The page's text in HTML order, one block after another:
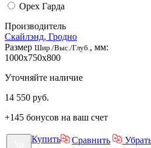
Орех Гарда
Производитель
Скайлэнд, Гродно
Размер Шир./Выс./Глуб. , мм:
1000x750x800
Уточняйте наличие
14 550 руб.
+145 бонусов на ваш счет
Купить Сравнить